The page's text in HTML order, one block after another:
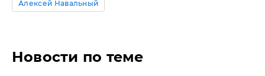
Алексей Навальный
Новости по теме